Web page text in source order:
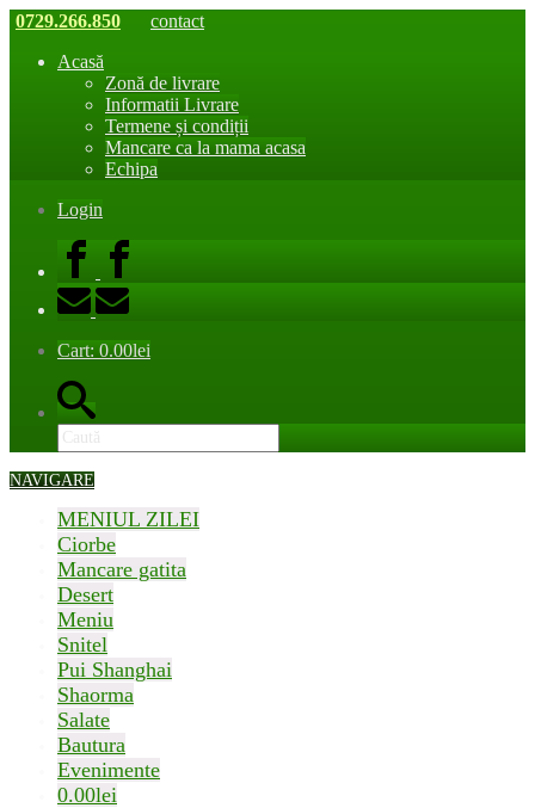
0729.266.850
contact
Acasă
Zonă de livrare
Informatii Livrare
Termene și condiții
Mancare ca la mama acasa
Echipa
Login
Cart: 0.00lei
NAVIGARE
MENIUL ZILEI
Ciorbe
Mancare gatita
Desert
Meniu
Snitel
Pui Shanghai
Shaorma
Salate
Bautura
Evenimente
0.00lei